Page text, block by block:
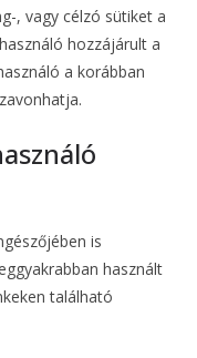
, vagy célzó sütiket a
hozzájárult a
a korábban
is
használt
található